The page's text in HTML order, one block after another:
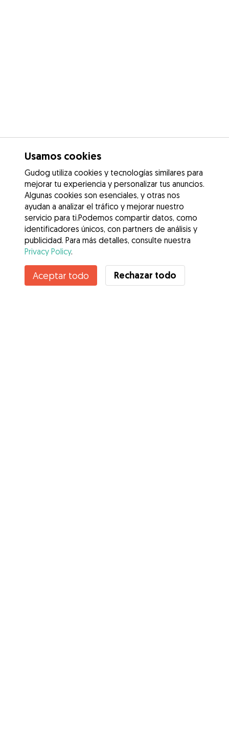
Usamos cookies
Gudog utiliza cookies y tecnologías similares para
mejorar tu experiencia y personalizar tus anuncios.
Algunas cookies son esenciales, y otras nos
ayudan a analizar el tráfico y mejorar nuestro
servicio para ti.Podemos compartir datos, como
identificadores únicos, con partners de análisis y
publicidad. Para más detalles, consulte nuestra
Privacy Policy.
Aceptar todo Rechazar todo